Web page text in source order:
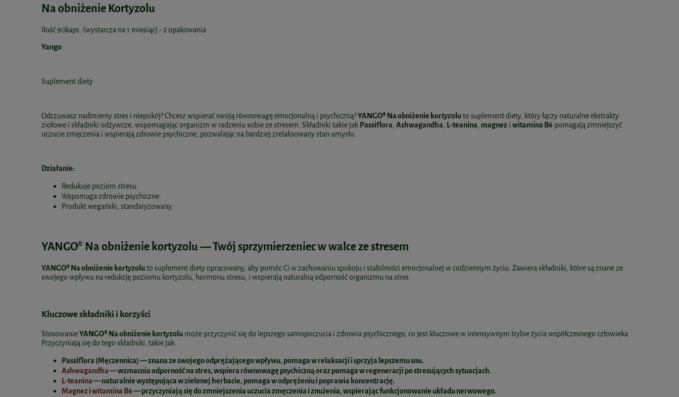
Na obniżenie Kortyzolu
Ilość 90kaps. (wystarcza na 1 miesiąc) - 2 opakowania
Yango
Suplement diety
Odczuwasz nadmierny stres i niepokój? Chcesz wspierać swoją równowagę emocjonalną i psychiczną?YANGO® Na obniżenie kortyzoluto suplement diety, który łączy naturalne ekstrakty
ziołowe i składniki odżywcze, wspomagając organizm w radzeniu sobie ze stresem. Składniki takie jak Passiflora, Ashwagandha, L-teanina, magnez i witamina B6 pomagają zmniejszyć
uczucie zmęczenia i wspierają zdrowie psychiczne, pozwalając na bardziej zrelaksowany stan umysłu.
Działanie:
Redukuje poziom stresu.
Wspomaga zdrowie psychiczne.
Produkt wegański, standaryzowany.
YANGO® Na obniżenie kortyzolu — Twój sprzymierzeniec w walce ze stresem
YANGO® Na obniżenie kortyzoluto suplement diety opracowany, aby pomóc Ci w zachowaniu spokoju i stabilności emocjonalnej w codziennym życiu. Zawiera składniki, które są znane ze
swojego wpływu na redukcję poziomu kortyzolu, hormonu stresu, i wspierają naturalną odporność organizmu na stres.
Kluczowe składniki i korzyści
StosowanieYANGO® Na obniżenie kortyzolu może przyczynić się do lepszego samopoczucia i zdrowia psychicznego, co jest kluczowe w intensywnym trybie życia współczesnego człowieka.
Przyczyniają się do tego składniki, takie jak:
Passiflora (Męczennica)— znana ze swojego odprężającego wpływu, pomaga w relaksacji i sprzyja lepszemu snu.
Ashwagandha— wzmacnia odporność na stres, wspiera równowagę psychiczną oraz pomaga w regeneracji po stresujących sytuacjach.
L-teanina— naturalnie występująca w zielonej herbacie, pomaga w odprężeniu i poprawia koncentrację.
Magneziwitamina B6— przyczyniają się do zmniejszenia uczucia zmęczenia i znużenia, wspierając funkcjonowanie układu nerwowego.